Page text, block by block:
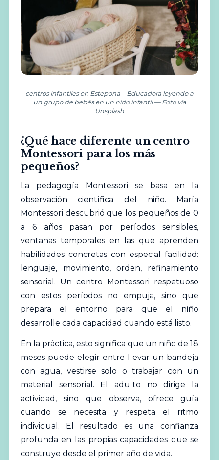
centros infantiles en Estepona – Educadora leyendo a
un grupo de bebés en un nido infantil — Foto vía
Unsplash
¿Qué hace diferente un centro
Montessori para los más
pequeños?
La pedagogía Montessori se basa en la
observación científica del niño. María
Montessori descubrió que los pequeños de 0
a 6 años pasan por períodos sensibles,
ventanas temporales en las que aprenden
habilidades concretas con especial facilidad:
lenguaje, movimiento, orden, refinamiento
sensorial. Un centro Montessori respetuoso
con estos períodos no empuja, sino que
prepara el entorno para que el niño
desarrolle cada capacidad cuando está listo.
En la práctica, esto significa que un niño de 18
meses puede elegir entre llevar un bandeja
con agua, vestirse solo o trabajar con un
material sensorial. El adulto no dirige la
actividad, sino que observa, ofrece guía
cuando se necesita y respeta el ritmo
individual. El resultado es una confianza
profunda en las propias capacidades que se
construye desde el primer año de vida.